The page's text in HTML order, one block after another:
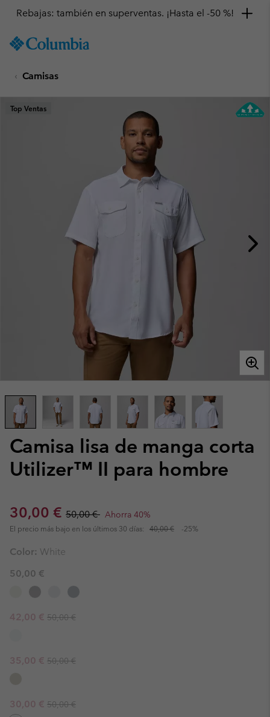
TO
SKIP
MAIN
NAV
Rebajas: también en superventas. ¡Hasta el -50 %!
Camisas
Camisa lisa de manga corta
Utilizer™ II para hombre
Sale price:
30,00 € Regular price:
50,00 € Ahorra 40%
El precio más bajo en los últimos 30 días: 40,00 € -25%
Top Ventas
Color: White
50,00 €
Sale price:
42,00 € Regular price:
50,00 €
Sale price:
35,00 € Regular price:
50,00 €
Sale price:
30,00 € Regular price:
50,00 €